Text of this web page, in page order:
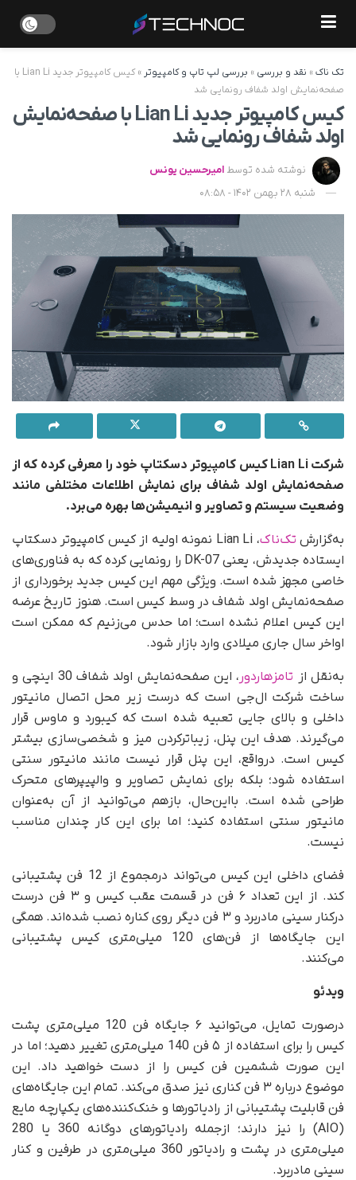
تک ناک» نقد و بررسی » بررسی لپ تاپ و کامپیوتر »
کیس کامپیوتر جدید Lian Li با
صفحه‌نمایش اولد شفاف رونمایی شد
کیس کامپیوتر جدید Lian Li با صفحه‌نمایش
اولد شفاف رونمایی شد
نوشته شده توسط امیرحسین یونس
شنبه 28 بهمن 1402 - 08:58
شرکت Lian Li کیس کامپیوتر دسکتاپ خود را معرفی کرده که از
صفحه‌نمایش اولد شفاف برای نمایش اطلاعات مختلفی مانند
وضعیت سیستم و تصاویر و انیمیشن‌ها بهره می‌برد.
به‌گزارش تک‌ناک
، Lian Li نمونه اولیه از کیس کامپیوتر دسکتاپ
ایستاده جدیدش، یعنی DK-07 را رونمایی کرده که به فناوری‌های
خاصی مجهز شده است. ویژگی مهم این کیس جدید برخورداری از
صفحه‌نمایش اولد شفاف در وسط کیس است. هنوز تاریخ عرضه
این کیس اعلام نشده است؛ اما حدس می‌زنیم که ممکن است
اواخر سال جاری میلادی وارد بازار شود.
به‌نقل از تامزهاردور
، این صفحه‌‌نمایش اولد شفاف 30 اینچی و
ساخت شرکت ال‌جی است که درست زیر محل اتصال مانیتور
داخلی و بالای جایی تعبیه شده است که کیبورد و ماوس قرار
می‌گیرند. هدف این پنل، زیباتر‌کردن میز و شخصی‌سازی بیشتر
کیس است. در‌واقع، این پنل قرار نیست مانند مانیتور سنتی
استفاده شود؛ بلکه برای نمایش تصاویر و والپیپرهای متحرک
طراحی شده است. با‌این‌حال، باز‌هم می‌توانید از آن به‌عنوان
مانیتور سنتی استفاده کنید؛ اما برای این کار چندان مناسب
نیست.
فضای داخلی این کیس می‌تواند درمجموع از 12 فن پشتیبانی
کند. از این تعداد ۶ فن در قسمت عقب کیس و ۳ فن درست
در‌کنار سینی مادربرد و ۳ فن دیگر روی کناره نصب شده‌اند. همگی
این جایگاه‌ها از فن‌های 120 میلی‌متری کیس پشتیبانی
می‌کنند.
ویدئو
در‌صورت تمایل، می‌توانید ۶ جایگاه فن 120 میلی‌متری پشت
کیس را برای استفاده از ۵ فن 140 میلی‌متری تغییر دهید؛ اما در
این صورت ششمین فن کیس را از دست خواهید داد. این
موضوع درباره ۳ فن کناری نیز صدق می‌کند. تمام این جایگاه‌های
فن قابلیت پشتیبانی از رادیاتورها و خنک‌کننده‌های یکپارچه مایع
(AIO) را نیز دارند؛ از‌جمله رادیاتورهای دوگانه 360 یا 280
میلی‌متری در پشت و رادیاتور 360 میلی‌متری در طرفین و کنار
سینی مادربرد.